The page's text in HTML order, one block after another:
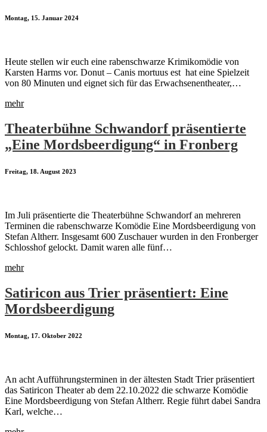
Montag, 15. Januar 2024
Heute stellen wir euch eine rabenschwarze Krimikomödie von
Karsten Harms vor. Donut – Canis mortuus est hat eine Spielzeit
von 80 Minuten und eignet sich für das Erwachsenentheater,…
mehr
Theaterbühne Schwandorf präsentierte
„Eine Mordsbeerdigung“ in Fronberg
Freitag, 18. August 2023
Im Juli präsentierte die Theaterbühne Schwandorf an mehreren
Terminen die rabenschwarze Komödie Eine Mordsbeerdigung von
Stefan Altherr. Insgesamt 600 Zuschauer wurden in den Fronberger
Schlosshof gelockt. Damit waren alle fünf…
mehr
Satiricon aus Trier präsentiert: Eine
Mordsbeerdigung
Montag, 17. Oktober 2022
An acht Aufführungsterminen in der ältesten Stadt Trier präsentiert
das Satiricon Theater ab dem 22.10.2022 die schwarze Komödie
Eine Mordsbeerdigung von Stefan Altherr. Regie führt dabei Sandra
Karl, welche…